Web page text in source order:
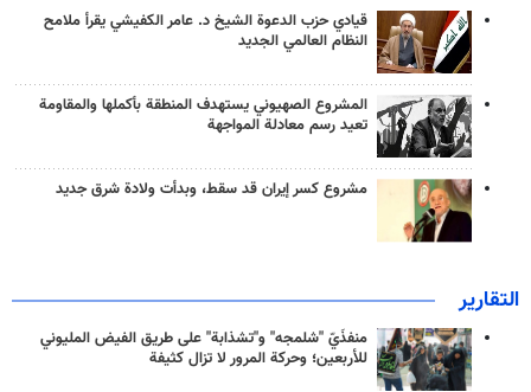
قيادي حزب الدعوة الشيخ د. عامر الكفيشي يقرأ ملامح
النظام العالمي الجديد
المشروع الصهيوني يستهدف المنطقة بأكملها والمقاومة
تعيد رسم معادلة المواجهة
مشروع كسر إيران قد سقط، وبدأت ولادة شرق جديد
التقارير
منفذَيّ "شلمجه" و"تشذابة" على طريق الفيض المليوني
للأربعين؛ وحركة المرور لا تزال كثيفة